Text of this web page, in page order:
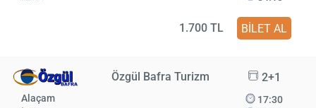
1.700 TL BİLET AL
Özgül Bafra Turizm 2+1
Alaçam
17:30